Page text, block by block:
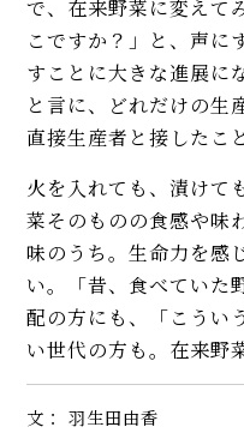
で、在来野菜に変えて
こですか？」と、声に
すことに大きな進展に
と言に、どれだけの生
直接生産者と接したこ
火を入れても、漬けて
菜そのものの食感や味
味のうち。生命力を感
い。「昔、食べていた
配の方にも、「こうい
い世代の方も。在来野
文： 羽生田由香